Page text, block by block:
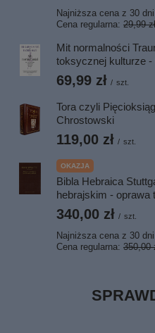
Najniższa cena z 30
Cena regularna: 29,99 zł
Mit normalności
toksycznej kulturze
69,99 zł / szt.
Tora czyli
Chrostowski
119,00 zł / szt.
OKAZJA
Bibla Hebraica
hebrajskim - oprawa
340,00 zł / szt.
Najniższa cena z 30
Cena regularna: 350,00